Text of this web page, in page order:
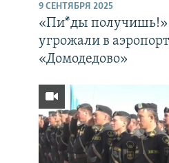
9 СЕНТЯБРЯ 2025
«Пи*ды
угрожали в
«Домодедово»